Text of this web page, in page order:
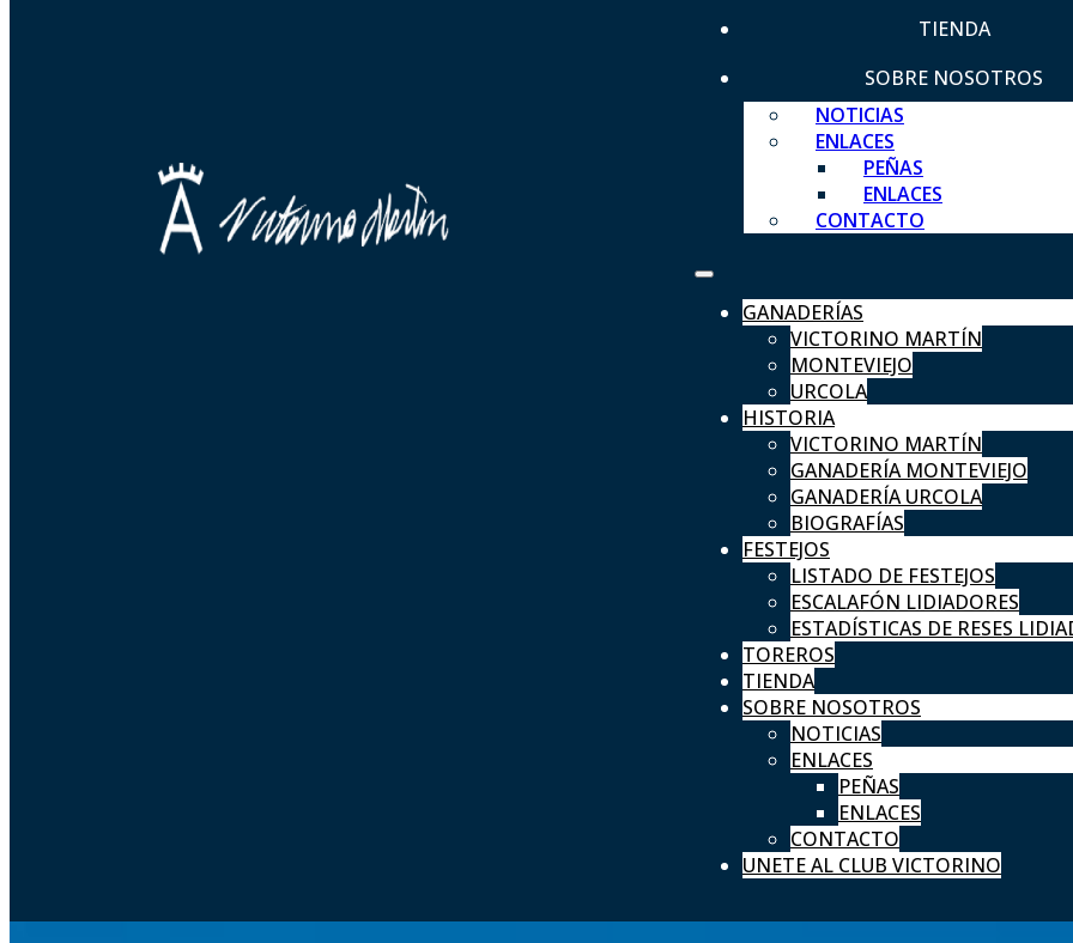
TIENDA
SOBRE NOSOTROS
NOTICIAS
ENLACES
PEÑAS
ENLACES
CONTACTO
GANADERÍAS
VICTORINO MARTÍN
MONTEVIEJO
URCOLA
HISTORIA
VICTORINO MARTÍN
GANADERÍA MONTEVIEJO
GANADERÍA URCOLA
BIOGRAFÍAS
FESTEJOS
LISTADO DE FESTEJOS
ESCALAFÓN LIDIADORES
ESTADÍSTICAS DE RESES
TOREROS
TIENDA
SOBRE NOSOTROS
NOTICIAS
ENLACES
PEÑAS
ENLACES
CONTACTO
UNETE AL CLUB VICTORINO